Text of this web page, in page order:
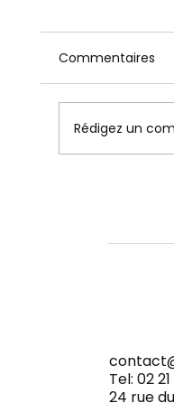
Rennes
Commentaires
Rédigez un
Tel: 02
24 rue